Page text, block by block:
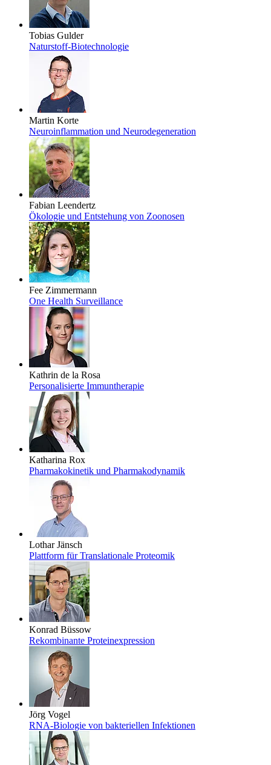
Tobias Gulder
Naturstoff-Biotechnologie
Martin Korte
Neuroinflammation und Neurodegeneration
Fabian Leendertz
Ökologie und Entstehung von Zoonosen
Fee Zimmermann
One Health Surveillance
Kathrin de la Rosa
Personalisierte Immuntherapie
Katharina Rox
Pharmakokinetik und Pharmakodynamik
Lothar Jänsch
Plattform für Translationale Proteomik
Konrad Büssow
Rekombinante Proteinexpression
Jörg Vogel
RNA-Biologie von bakteriellen Infektionen